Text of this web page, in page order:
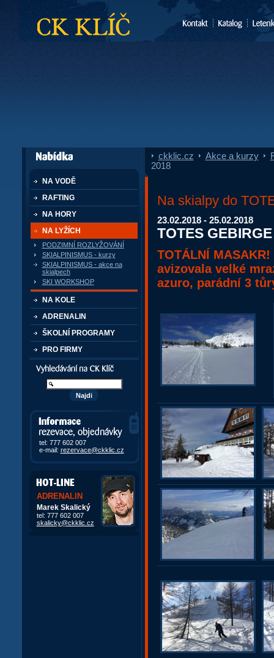
CK Klíč
dále nabízí
NA VODĚ
RAFTING
NA HORY
NA LYŽÍCH
PODZIMNÍ ROZLYŽOVÁNÍ
SKIALPINISMUS - kurzy
SKIALPINISMUS - akce na
skialpech
SKI WORKSHOP
NA KOLE
ADRENALIN
ŠKOLNÍ PROGRAMY
PRO FIRMY
Vyhledávání kurzů a akcí
Informace, rezervace,
objedávky
tel: 777 602 007
e-mail: rezervace@ckklic.cz
ADRENALIN
Marek Skalický
tel: 777 602 007
skalicky@ckklic.cz
ckklic.cz Akce a kurzy»
2018
Na skialpy do
23.02.2018 - 25.02.2018
TOTES
TOTÁLNÍ
avizovala velké
azuro, parádní 3